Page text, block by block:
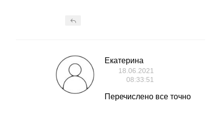
Екатерина
18.06.2021
08:33:51
Перечислено все точно